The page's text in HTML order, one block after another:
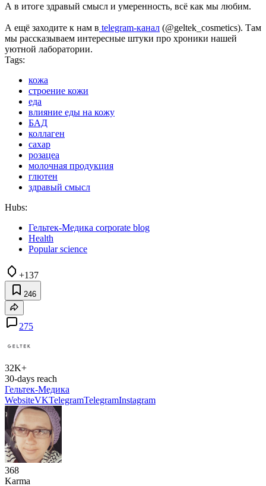
А в итоге здравый смысл и умеренность, всё как мы любим.
А ещё заходите к нам в telegram-канал (@geltek_cosmetics). Там
мы рассказываем интересные штуки про хроники нашей
уютной лаборатории.
Tags:
кожа
строение кожи
еда
влияние еды на кожу
БАД
коллаген
сахар
розацеа
молочная продукция
глютен
здравый смысл
Hubs:
Гельтек-Медика corporate blog
Health
Popular science
+137
246
275
32K+
30-days reach
Гельтек-Медика
WebsiteVKTelegramTelegramInstagram
368
Karma